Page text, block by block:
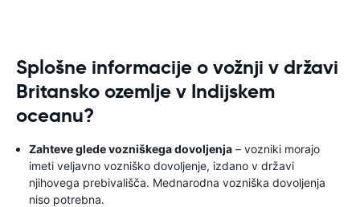
Splošne informacije o vožnji v državi
Britansko ozemlje v Indijskem
oceanu?
Zahteve glede vozniškega dovoljenja – vozniki morajo
imeti veljavno vozniško dovoljenje, izdano v državi
njihovega prebivališča. Mednarodna vozniška dovoljenja
niso potrebna.